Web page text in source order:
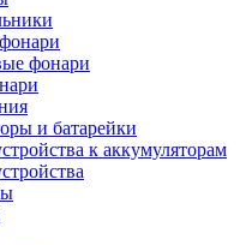
фонари
и батарейки
к аккумуляторам